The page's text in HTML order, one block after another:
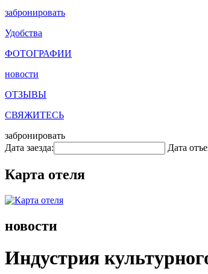
забронировать
Удобства
ФОТОГРАФИИ
новости
ОТЗЫВЫ
СВЯЖИТЕСЬ
забронировать
Дата заезда:
Дата
Карта отеля
новости
Индустрия